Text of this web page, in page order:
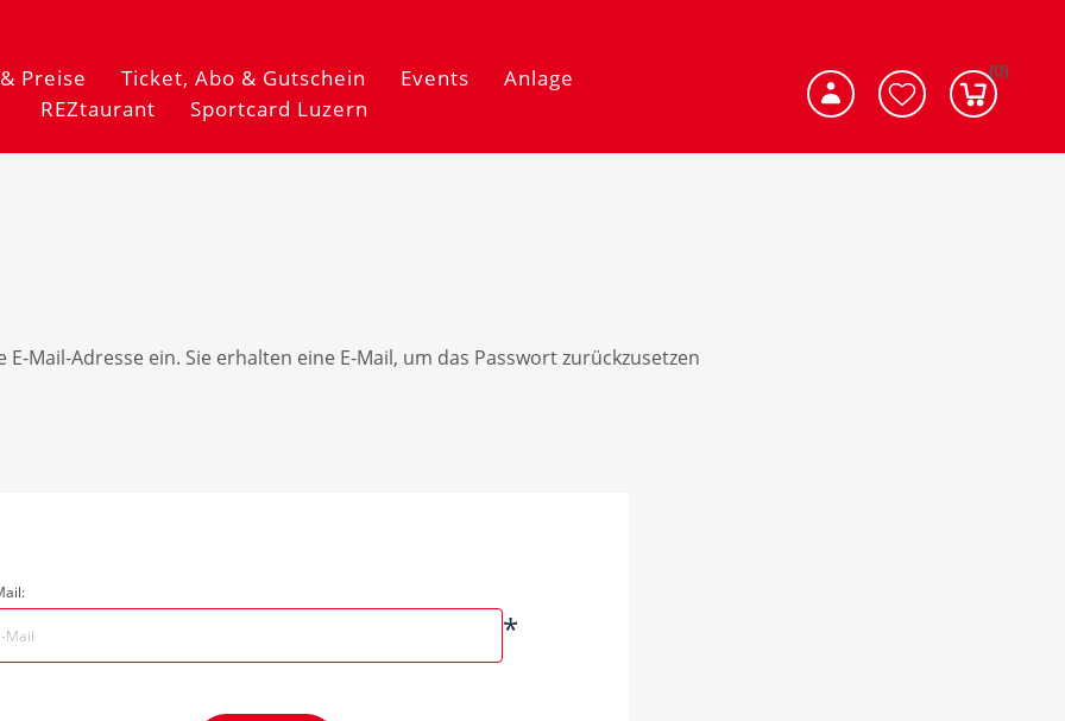
Preise Ticket, Abo & Gutschein Events
Anlage
REZtaurant
Sportcard Luzern
(0)
E-Mail-Adresse ein. Sie erhalten eine E-Mail, um das Passwort zurückzusetzen
*